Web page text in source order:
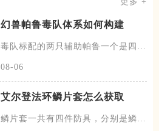
幻兽帕鲁毒队体系如何构建
毒队标配的两只辅助帕鲁一个是四星
08-06
艾尔登法环鳞片套怎么获取
鳞片套一共有四件防具，分别是鳞片